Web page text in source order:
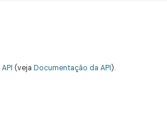
API (veja Documentação da API).